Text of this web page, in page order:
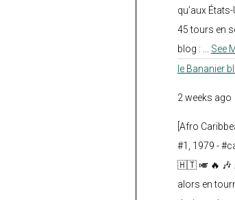
qu’aux
45 tours en
blog :
See
le Bananier
2 weeks ago
[Afro
#1, 1979 -
🇭🇹 🎺 🔥 🎶
alors en